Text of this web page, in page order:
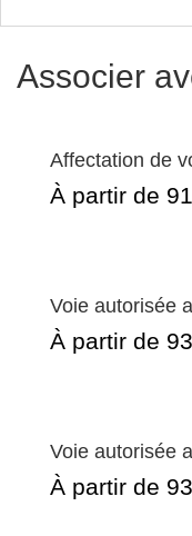
Associer
Affectation de
À partir de
Voie autorisée
À partir de
Voie autorisée
À partir de